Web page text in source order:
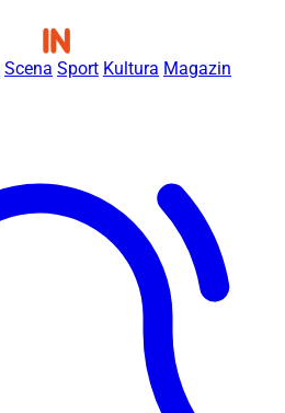
Scena Sport Kultura Magazin